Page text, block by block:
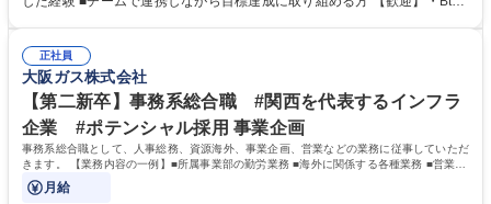
実行/フィールドセールスへの案件連携 募集職種 ★【未経験歓迎】AIで製
造業の未来を変えるインサイドセールス
企画・実行経験 ・CRM・リードナーチャリングに関する知見 ・データを
もとに営業プロセスを改善した経験 学歴・資格 学歴：大学院 大学 高専 短
大 専修学校 高校 語学力： 資格：
正社員
大阪ガス株式会社
【第二新卒】事務系総合職 #関西を代表するインフラ
企業 #ポテンシャル採用 事業企画
事務系総合職として、人事総務、資源海外、事業企画、営業などの業務に従事していただ
きます。 【業務内容の一例】■所属事業部の勤労業務 ■海外に関係する各種業務 ■営業部
門の企画スタッフ、ルート営業
月給